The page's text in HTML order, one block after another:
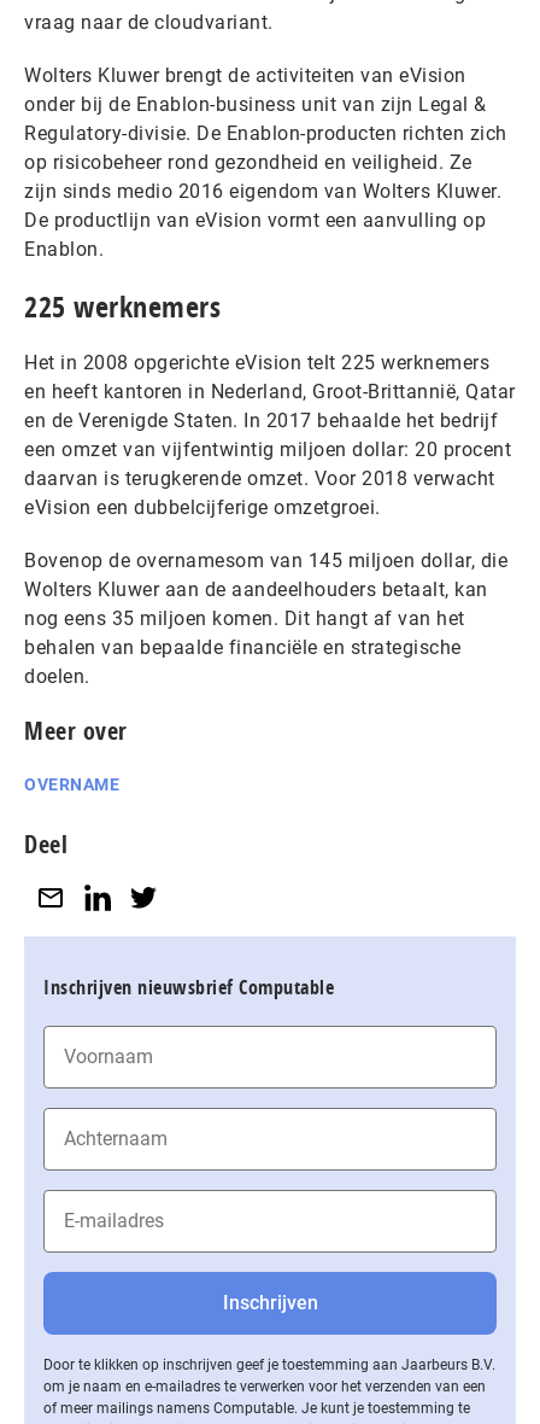
vraag naar de cloudvariant.
Wolters Kluwer brengt de activiteiten van eVision
onder bij de Enablon-business unit van zijn Legal &
Regulatory-divisie. De Enablon-producten richten zich
op risicobeheer rond gezondheid en veiligheid. Ze
zijn sinds medio 2016 eigendom van Wolters Kluwer.
De productlijn van eVision vormt een aanvulling op
Enablon.
225 werknemers
Het in 2008 opgerichte eVision telt 225 werknemers
en heeft kantoren in Nederland, Groot-Brittannië, Qatar
en de Verenigde Staten. In 2017 behaalde het bedrijf
een omzet van vijfentwintig miljoen dollar: 20 procent
daarvan is terugkerende omzet. Voor 2018 verwacht
eVision een dubbelcijferige omzetgroei.
Bovenop de overnamesom van 145 miljoen dollar, die
Wolters Kluwer aan de aandeelhouders betaalt, kan
nog eens 35 miljoen komen. Dit hangt af van het
behalen van bepaalde financiële en strategische
doelen.
Meer over
OVERNAME
Deel
Inschrijven nieuwsbrief Computable
Door te klikken op inschrijven geef je toestemming aan Jaarbeurs B.V.
om je naam en e-mailadres te verwerken voor het verzenden van een
of meer mailings namens Computable. Je kunt je toestemming te